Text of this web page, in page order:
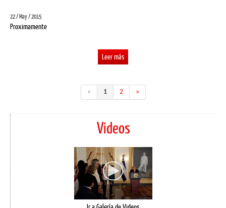
22 / May / 2015
Proximamente
Leer más
« 1 2 »
Videos